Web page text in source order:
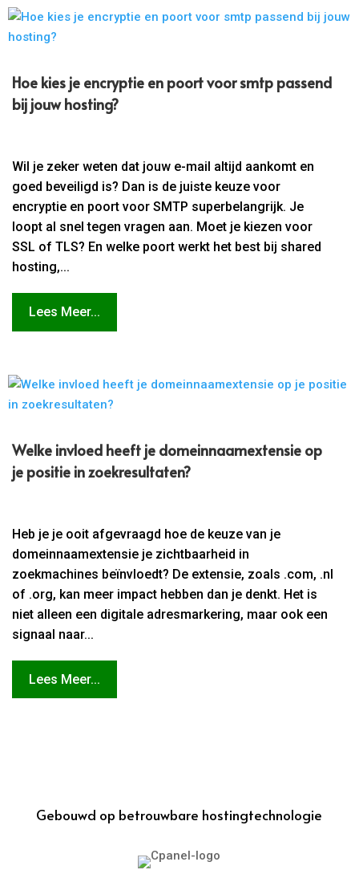
Hoe kies je encryptie en poort voor smtp passend
bij jouw hosting?
Wil je zeker weten dat jouw e-mail altijd aankomt en
goed beveiligd is? Dan is de juiste keuze voor
encryptie en poort voor SMTP superbelangrijk. Je
loopt al snel tegen vragen aan. Moet je kiezen voor
SSL of TLS? En welke poort werkt het best bij shared
hosting,...
Lees Meer...
Welke invloed heeft je domeinnaamextensie op
je positie in zoekresultaten?
Heb je je ooit afgevraagd hoe de keuze van je
domeinnaamextensie je zichtbaarheid in
zoekmachines beïnvloedt? De extensie, zoals .com, .nl
of .org, kan meer impact hebben dan je denkt. Het is
niet alleen een digitale adresmarkering, maar ook een
signaal naar...
Lees Meer...
Gebouwd op betrouwbare hostingtechnologie